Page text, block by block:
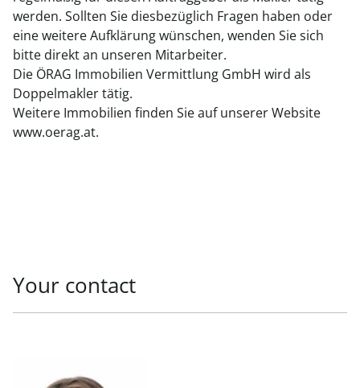
werden. Sollten Sie diesbezüglich Fragen haben oder
eine weitere Aufklärung wünschen, wenden Sie sich
bitte direkt an unseren Mitarbeiter.
Die ÖRAG Immobilien Vermittlung GmbH wird als
Doppelmakler tätig.
Weitere Immobilien finden Sie auf unserer Website
www.oerag.at.
Your contact